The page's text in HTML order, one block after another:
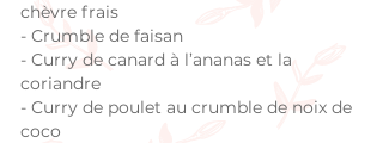
chèvre frais
- Crumble de faisan
- Curry de canard à l’ananas et la
coriandre
- Curry de poulet au crumble de noix de
coco